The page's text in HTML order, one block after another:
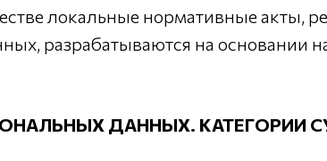
локальные нормативные акты,
разрабатываются на основании
ДАННЫХ. КАТЕГОРИИ